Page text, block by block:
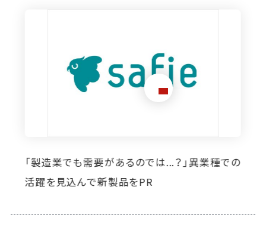
想定外のニーズ発掘に寄与。イプロス掲載によ
り自社製品の活躍の場が広がっています